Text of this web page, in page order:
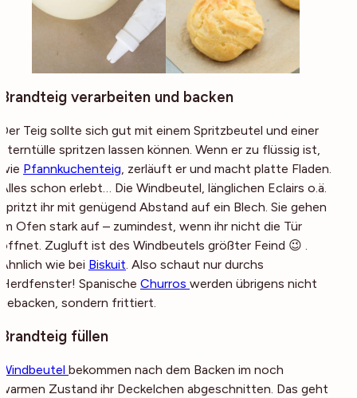
Brandteig verarbeiten und backen
Der Teig sollte sich gut mit einem Spritzbeutel und einer
Sterntülle spritzen lassen können. Wenn er zu flüssig ist,
wie Pfannkuchenteig, zerläuft er und macht platte Fladen.
Alles schon erlebt… Die Windbeutel, länglichen Eclairs o.ä.
spritzt ihr mit genügend Abstand auf ein Blech. Sie gehen
im Ofen stark auf – zumindest, wenn ihr nicht die Tür
öffnet. Zugluft ist des Windbeutels größter Feind 😉 .
Ähnlich wie bei Biskuit. Also schaut nur durchs
Herdfenster! Spanische Churros werden übrigens nicht
gebacken, sondern frittiert.
Brandteig füllen
Windbeutel bekommen nach dem Backen im noch
warmen Zustand ihr Deckelchen abgeschnitten. Das geht